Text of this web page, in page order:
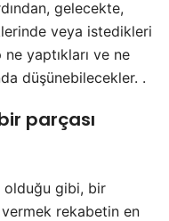
gelecekte,
veya istedikleri
ne yaptıkları ve ne
düşünebilecekler. .
parçası
olduğu gibi, bir
vermek rekabetin en